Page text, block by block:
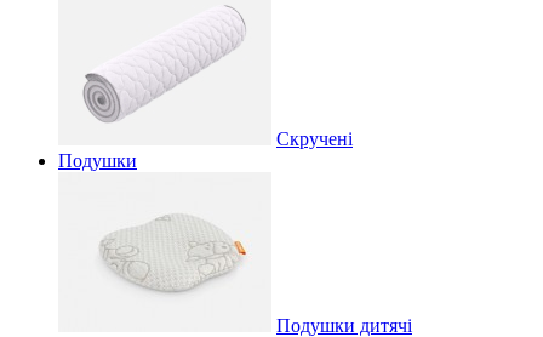
Скручені
Подушки
Подушки дитячі